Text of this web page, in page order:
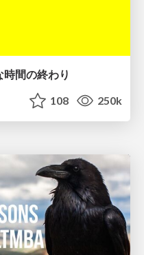
間の終わり
108 250k